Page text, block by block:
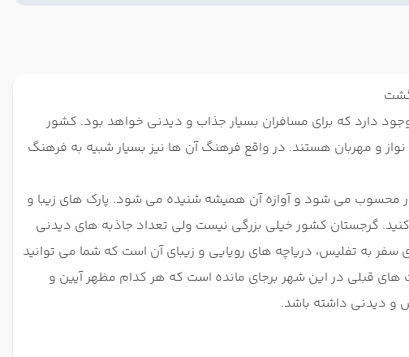
گشت
دارد که برای مسافران بسیار جذاب و دیدنی خواهد بود. کشور
و مهربان هستند. در واقع فرهنگ آن ها نیز بسیار شبیه به فرهنگ
محسوب می شود و آوازه آن همیشه شنیده می شود. پارک های زیبا و
کنید. گرجستان کشور خیلی بزرگی نیست ولی تعداد جاذبه های دیدنی
سفر به تفلیس، دریاچه های رویایی و زیبای آن است که شما می توانید
های قبلی در این شهر برجای مانده است که هر کدام مظهر آیین و
و دیدنی داشته باشد.